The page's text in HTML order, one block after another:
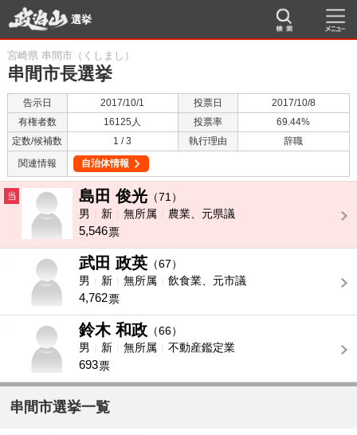
選挙
宮崎県 串間市（くしまし）
串間市長選挙
告示日 2017/10/1 投票日
2017/10/8
有権者数
16125人 投票率
69.44%
定数/候補数
1 / 3 執行理由
辞職
関連情報
自治体情報
当 島田 俊光 （71）
男
新 無所属 農業、元県議
5,546票
武田 政英 （67）
男
新 無所属 飲食業、元市議
4,762票
鈴木 和政 （66）
男
新 無所属 不動産鑑定業
693票
串間市選挙一覧